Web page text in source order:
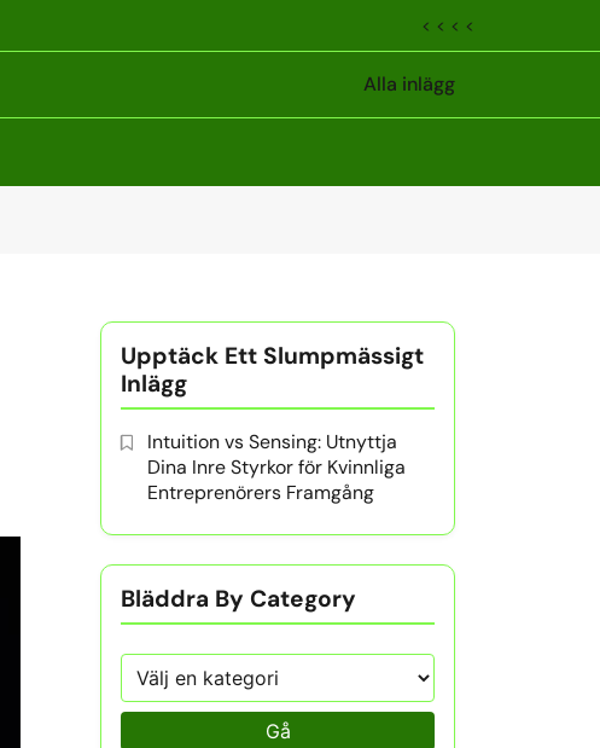
< < < <
Alla inlägg
Upptäck Ett Slumpmässigt
Inlägg
Intuition vs Sensing: Utnyttja
Dina Inre Styrkor för Kvinnliga
Entreprenörers Framgång
Bläddra By Category
Gå